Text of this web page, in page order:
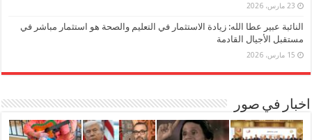
23 مارس، 2026
النائبة عبير عطا الله: زيادة الاستثمار في التعليم والصحة هو استثمار مباشر في
مستقبل الأجيال القادمة
15 مارس، 2026
اخبار في صور